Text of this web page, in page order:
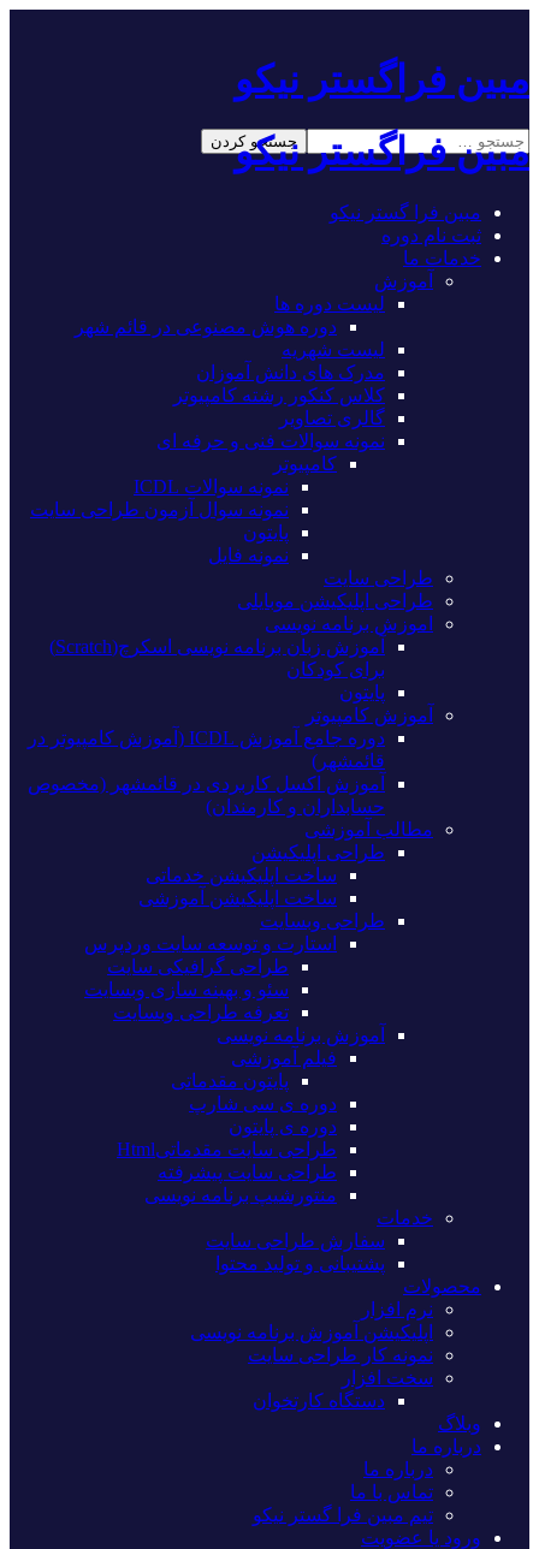
مبین فراگستر نیکو
مبین فراگستر نیکو
مبین فرا گستر نیکو
ثبت نام دوره
خدمات ما
آموزش
لیست دوره ها
دوره هوش مصنوعی در قائم شهر
لیست شهریه
مدرک های دانش آموزان
کلاس کنکور رشته کامپیوتر
گالری تصاویر
نمونه سوالات فنی و حرفه ای
کامپیوتر
نمونه سوالات ICDL
نمونه سوال آزمون طراحی سایت
پایتون
نمونه فایل
طراحی سایت
طراحی اپلیکیشن موبایلی
اموزش برنامه نویسی
آموزش زبان برنامه نویسی اسکرچ(Scratch)
برای کودکان
پایتون
آموزش کامپیوتر
دوره جامع آموزش ICDL (آموزش کامپیوتر در
قائمشهر)
آموزش اکسل کاربردی در قائمشهر (مخصوص
حسابداران و کارمندان)
مطالب آموزشی
طراحی اپلیکیشن
ساخت اپلیکیشن خدماتی
ساخت اپلیکیشن آموزشی
طراحی وبسایت
استارت و توسعه سایت وردپرس
طراحی گرافیکی سایت
سئو و بهینه سازی وبسایت
تعرفه طراحی وبسایت
آموزش برنامه نویسی
فیلم آموزشی
پایتون مقدماتی
دوره ی سی شارپ
دوره ی پایتون
طراحی سایت مقدماتیHtml
طراحی سایت پیشرفته
منتورشیپ برنامه نویسی
خدمات
سفارش طراحی سایت
پشتیبانی و تولید محتوا
محصولات
نرم افزار
اپلیکیشن آموزش برنامه نویسی
نمونه کار طراحی سایت
سخت افزار
دستگاه کارتخوان
وبلاگ
درباره ما
درباره ما
تماس با ما
تیم مبین فرا گستر نیکو
ورود یا عضویت